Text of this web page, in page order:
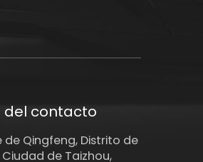
del contacto
de Qingfeng, Distrito de
de Taizhou,